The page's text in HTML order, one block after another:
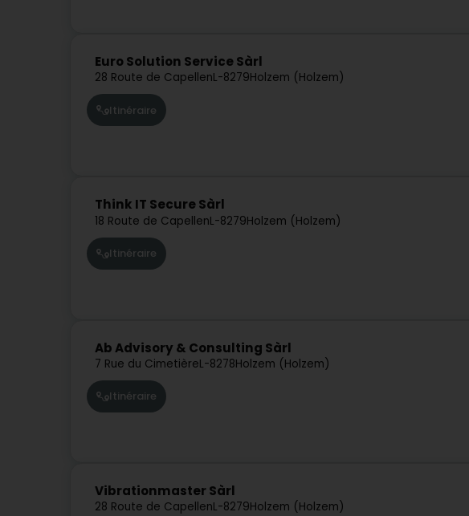
Euro Solution Service Sàrl
28 Route de CapellenL-8279Holzem (Holzem)
Itinéraire
Think IT Secure Sàrl
18 Route de CapellenL-8279Holzem (Holzem)
Itinéraire
Ab Advisory & Consulting Sàrl
7 Rue du CimetièreL-8278Holzem (Holzem)
Itinéraire
Vibrationmaster Sàrl
28 Route de CapellenL-8279Holzem (Holzem)